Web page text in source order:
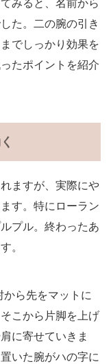
た。二の腕の引き
でしっかり効果を
たポイントを紹介
ますが、実際にや
す。特にローラン
プル。終わったあ
。
から先をマットに
こから片脚を上げ
に寄せていきま
いた腕がハの字に